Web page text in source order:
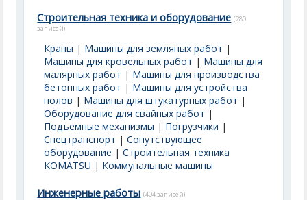
Строительная техника и оборудование (280
записей)
Краны | Машины для земляных работ |
Машины для кровельных работ | Машины для
малярных работ | Машины для производства
бетонных работ | Машины для устройства
полов | Машины для штукатурных работ |
Оборудование для свайных работ |
Подъемные механизмы | Погрузчики |
Спецтранспорт |Сопутствующее
оборудование |Строительная техника
KOMATSU | Коммунальные машины
Инженерные работы (404 записей)